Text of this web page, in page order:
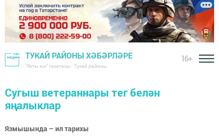
ТУКАЙ РАЙОНЫ ХӘБӘРЛӘРЕ
"Якты юл" газетасы - Тукай районы
16+
Сугыш ветераннары тег белән
яңалыклар
Язмышында – ил тарихы